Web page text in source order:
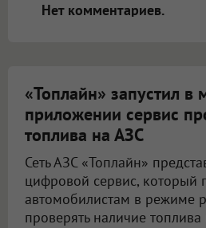
Нет комментариев.
«Топлайн» запустил в
приложении сервис
топлива на АЗС
Сеть АЗС «Топлайн»
цифровой сервис, который
автомобилистам в режиме
проверять наличие